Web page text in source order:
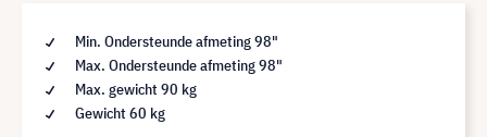
Min. Ondersteunde afmeting 98"
Max. Ondersteunde afmeting 98"
Max. gewicht 90 kg
Gewicht 60 kg